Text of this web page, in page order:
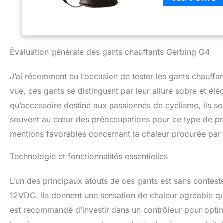
à l'eau : ces
avancé par
au long (même
inoxydable de
interconnecté :
être connectés
véhicule, y
vous garder au
n'importe quelle
peuvent être
harnais en Y
Évaluation générale des gants chauffants Gerbing G4
J’ai récemment eu l’occasion de tester les gants
vue, ces gants se distinguent par leur allure sobre et
qu’accessoire destiné aux passionnés de cyclisme, ils
souvent au cœur des préoccupations pour ce type de
mentions favorables concernant la chaleur procurée par
Technologie et fonctionnalités essentielles
L’un des principaux atouts de ces gants est sans
12VDC. Ils donnent une sensation de chaleur agréable
est recommandé d’investir dans un contrôleur pour